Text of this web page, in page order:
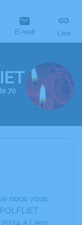
E-mail Lien
70
nous vous
à Lens.